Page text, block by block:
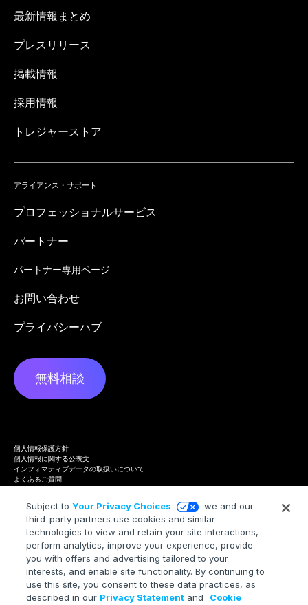
最新情報まとめ
プレスリリース
掲載情報
採用情報
トレジャーストア
アライアンス・サポート
プロフェッショナルサービス
パートナー
パートナー専用ページ
お問い合わせ
プライバシーハブ
無料相談
個人情報保護方針
個人情報に関する公表文
インフォマティブデータの取扱いについて
よくあるご質問
プライバシーハブ
Cookie Policy
Trademarks
Modern Slavery Statement
Your Privacy Choices
Subject toYour Privacy Choices
we and our
third-party partners use cookies and similar
technologies to view and retain your site interactions,
perform analytics, improve your experience, provide
you with offers and advertising tailored to your
interests, and enable site functionality. By continuing to
use this site, you consent to these data practices, as
described in our Privacy Statement and Cookie